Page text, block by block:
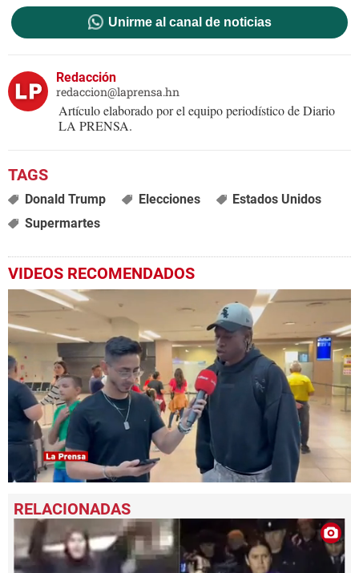
Unirme al canal de noticias
Redacción
redaccion@laprensa.hn
Artículo elaborado por el equipo periodístico de Diario
LA PRENSA.
Donald Trump Elecciones
Estados Unidos
Supermartes
VIDEOS RECOMENDADOS
seconds
of
minute,
59
seconds